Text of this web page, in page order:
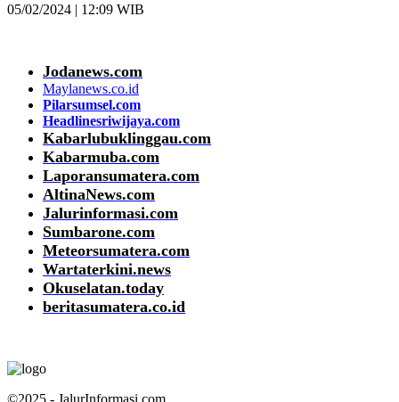
05/02/2024 | 12:09 WIB
Jodanews.com
Maylanews.co.id
Pilarsumsel.com
Headlinesriwijaya.com
Kabarlubuklinggau.com
Kabarmuba.com
Laporansumatera.com
AltinaNews.com
Jalurinformasi.com
Sumbarone.com
Meteorsumatera.com
Wartaterkini.news
Okuselatan.today
beritasumatera.co.id
©2025 - JalurInformasi.com